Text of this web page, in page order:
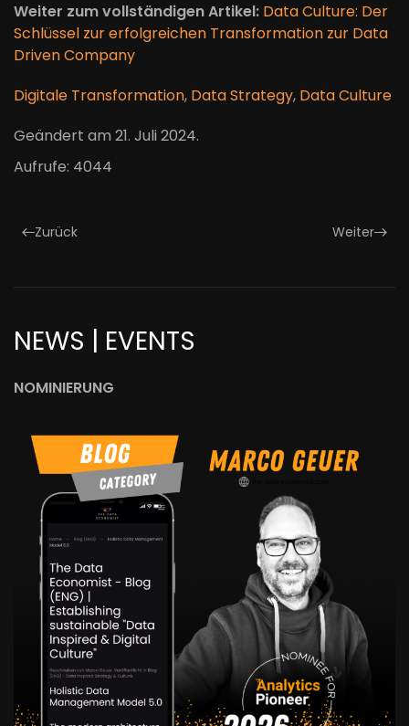
Weiter zum vollständigen Artikel: Data Culture: Der
Schlüssel zur erfolgreichen Transformation zur Data
Driven Company
Digitale Transformation, Data Strategy, Data Culture
Geändert am 21. Juli 2024.
Aufrufe: 4044
Zurück Weiter
NEWS | EVENTS
NOMINIERUNG